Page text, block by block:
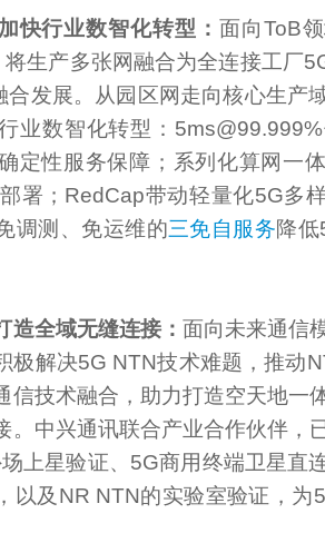
快行业数智化转型： 面向ToB
将生产多张网融合为全连接工厂
合发展。从园区网走向核心生产
业数智化转型：
定性服务保障；系列化算网一
部署；RedCap带动轻量化5G多
调测、免运维的三免自服务降
造全域无缝连接：面向未来通信
极解决5G NTN技术难题，推动
信技术融合，助力打造空天地一
。中兴通讯联合产业合作伙伴，
上星验证、5G商用终端卫星直
以及NR NTN的实验室验证，为